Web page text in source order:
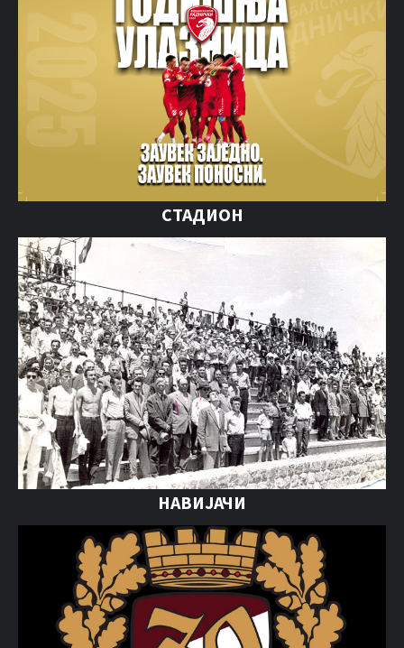
СТАДИОН
НАВИЈАЧИ